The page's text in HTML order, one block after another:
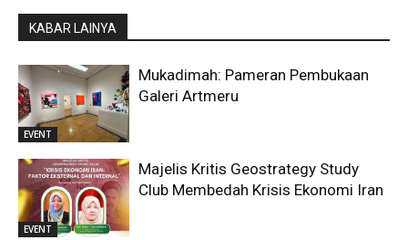
KABAR LAINYA
EVENT
Mukadimah: Pameran Pembukaan
Galeri Artmeru
EVENT
Majelis Kritis Geostrategy Study
Club Membedah Krisis Ekonomi Iran